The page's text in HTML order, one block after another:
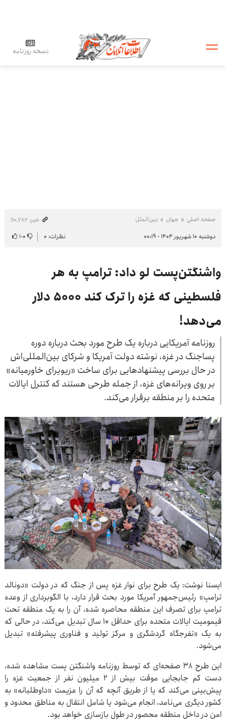
نسخه روزنامه
صفحه اصلی جهان بین‌الملل
خبر: ۱۱۰٬۲۸۲
دوشنبه ۱۰ شهریور ۱۴۰۴ - ۰۰:۱۹
نظرات: ۰ ۰-۱
واشنگتن‌پست لو داد: ترامپ به هر
فلسطینی که غزه را ترک کند ۵۰۰۰ دلار
می‌دهد!
روزنامه آمریکایی درباره یک طرح مورد بحث درباره دوره
پساجنگ در غزه، نوشته دولت آمریکا و شرکای بین‌المللی‌اش
در حال بررسی پیشنهادهایی برای ساخت «ریویرای خاورمیانه»
بر روی ویرانه‌های غزه، از جمله طرحی هستند که کنترل ایالات
متحده را بر منطقه برقرار می‌کند.
ایسنا نوشت: یک طرح برای نوار غزه پس از جنگ که در دولت «دونالد
ترامپ» رئیس‌جمهور آمریکا مورد بحث قرار دارد، با الگوبرداری از وعده
ترامپ برای تصرف این منطقه محاصره شده، آن را به یک منطقه تحت
قیمومیت ایالات متحده برای حداقل ۱۰ سال تبدیل می‌کند، در حالی که
به یک «تفرجگاه گردشگری و مرکز تولید و فناوری پیشرفته» تبدیل
می‌شود.
این طرح ۳۸ صفحه‌ای که توسط روزنامه واشنگتن پست مشاهده شده،
دست کم جابجایی موقت بیش از ۲ میلیون نفر از جمعیت غزه را
پیش‌بینی می‌کند که یا از طریق آنچه که آن را عزیمت «داوطلبانه» به
کشور دیگری می‌نامد، انجام می‌شود یا شامل انتقال به مناطق محدود و
امن در داخل منطقه محصور در طول بازسازی خواهد بود.